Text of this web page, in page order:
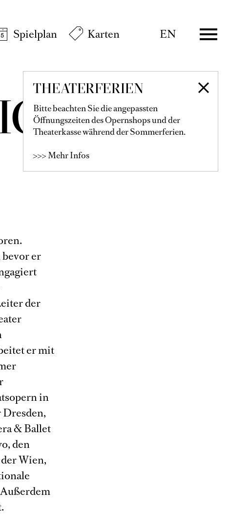
Spielplan
Karten EN
THEATERFERIEN
Bitte beachten Sie die angepassten
Öffnungszeiten des Opernshops und der
Theaterkasse während der Sommerferien.
>>> Mehr Infos
er
der
er mit
in
& Ballet
den
Wien,